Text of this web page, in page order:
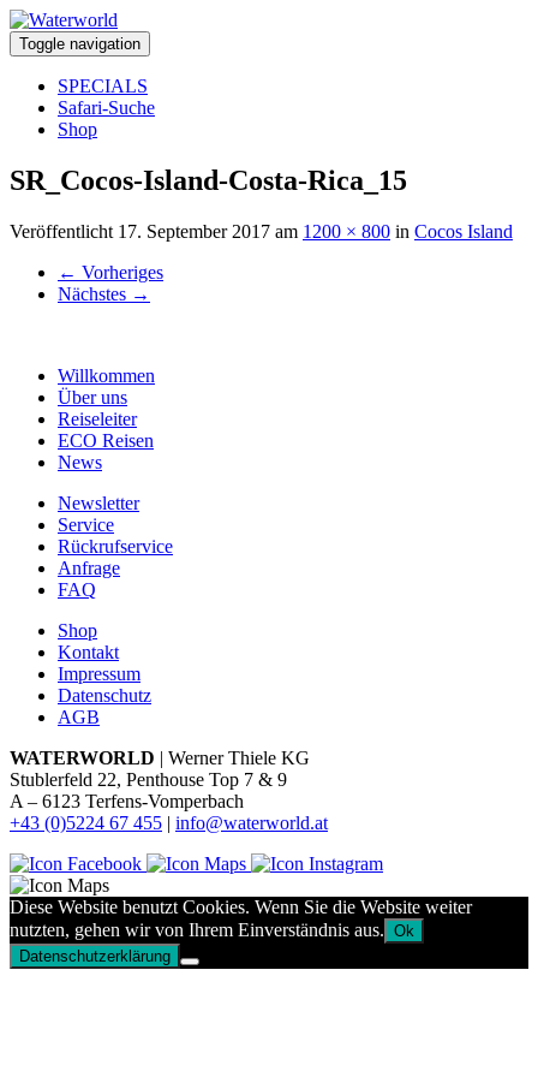
Toggle navigation
SPECIALS
Safari-Suche
Shop
SR_Cocos-Island-Costa-Rica_15
Veröffentlicht 17. September 2017 am 1200 × 800 in Cocos Island
← Vorheriges
Nächstes →
Willkommen
Über uns
Reiseleiter
ECO Reisen
News
Newsletter
Service
Rückrufservice
Anfrage
FAQ
Shop
Kontakt
Impressum
Datenschutz
AGB
WATERWORLD | Werner Thiele KG
Stublerfeld 22, Penthouse Top 7 & 9
A – 6123 Terfens-Vomperbach
+43 (0)5224 67 455 | info@waterworld.at
Diese Website benutzt Cookies. Wenn Sie die Website weiter
nutzten, gehen wir von Ihrem Einverständnis aus. Ok
Datenschutzerklärung